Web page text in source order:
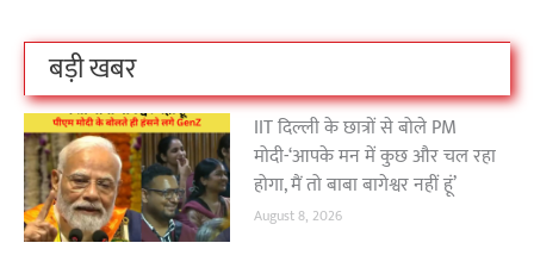
बड़ी खबर
IIT दिल्ली के छात्रों से बोले PM
मोदी-‘आपके मन में कुछ और चल रहा
होगा, मैं तो बाबा बागेश्वर नहीं हूं’
August 8, 2026